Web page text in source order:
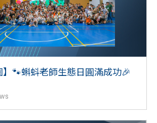
】🐾蝌蚪老師生態日圓滿成功🎉